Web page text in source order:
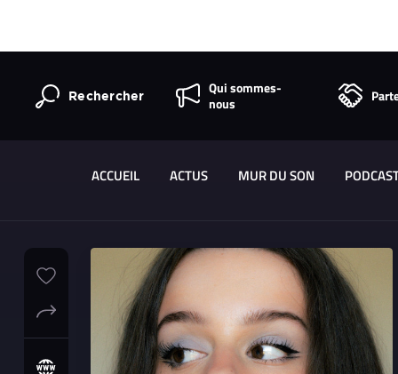
Rechercher
Qui sommes-
nous
ACCUEIL ACTUS MUR DU SON